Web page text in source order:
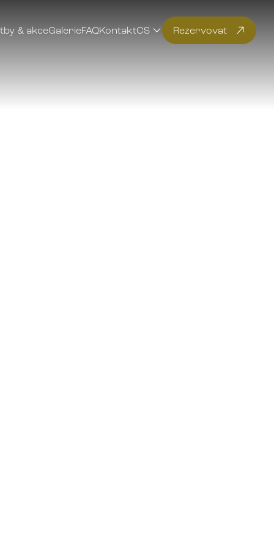
& akceGalerieFAQKontaktCS Rezervovat